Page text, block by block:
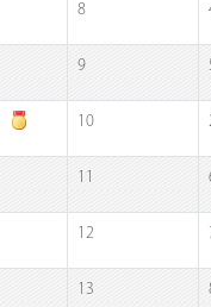
8
9
10
11
12
13